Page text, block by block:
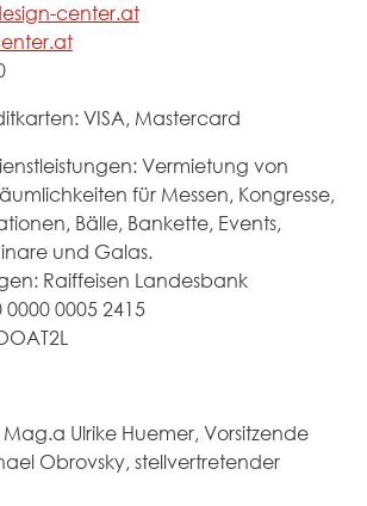
center.at
VISA, Mastercard
Vermietung von
für Messen, Kongresse,
Bälle, Bankette, Events,
und Galas.
Raiffeisen Landesbank
0000 0005 2415
Ulrike Huemer, Vorsitzende
Obrovsky, stellvertretender